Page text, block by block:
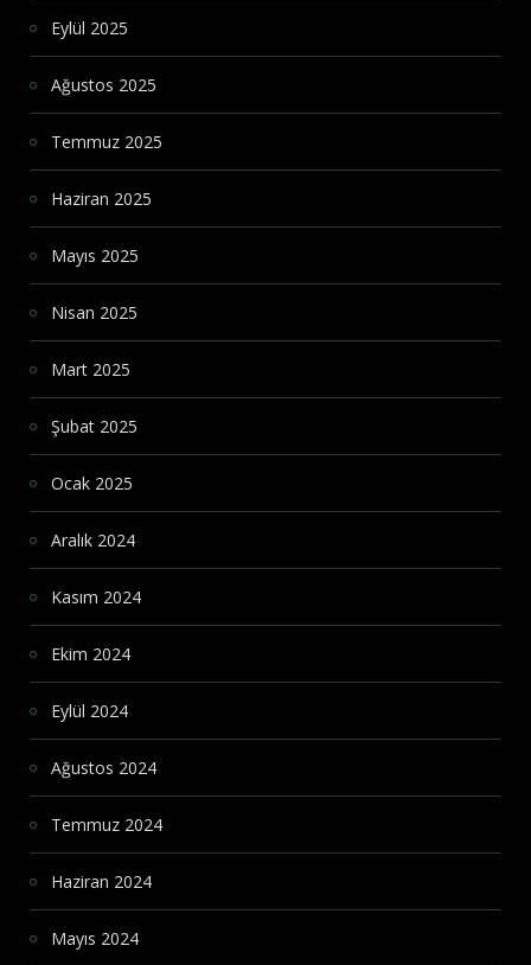
Eylül 2025
Ağustos 2025
Temmuz 2025
Haziran 2025
Mayıs 2025
Nisan 2025
Mart 2025
Şubat 2025
Ocak 2025
Aralık 2024
Kasım 2024
Ekim 2024
Eylül 2024
Ağustos 2024
Temmuz 2024
Haziran 2024
Mayıs 2024